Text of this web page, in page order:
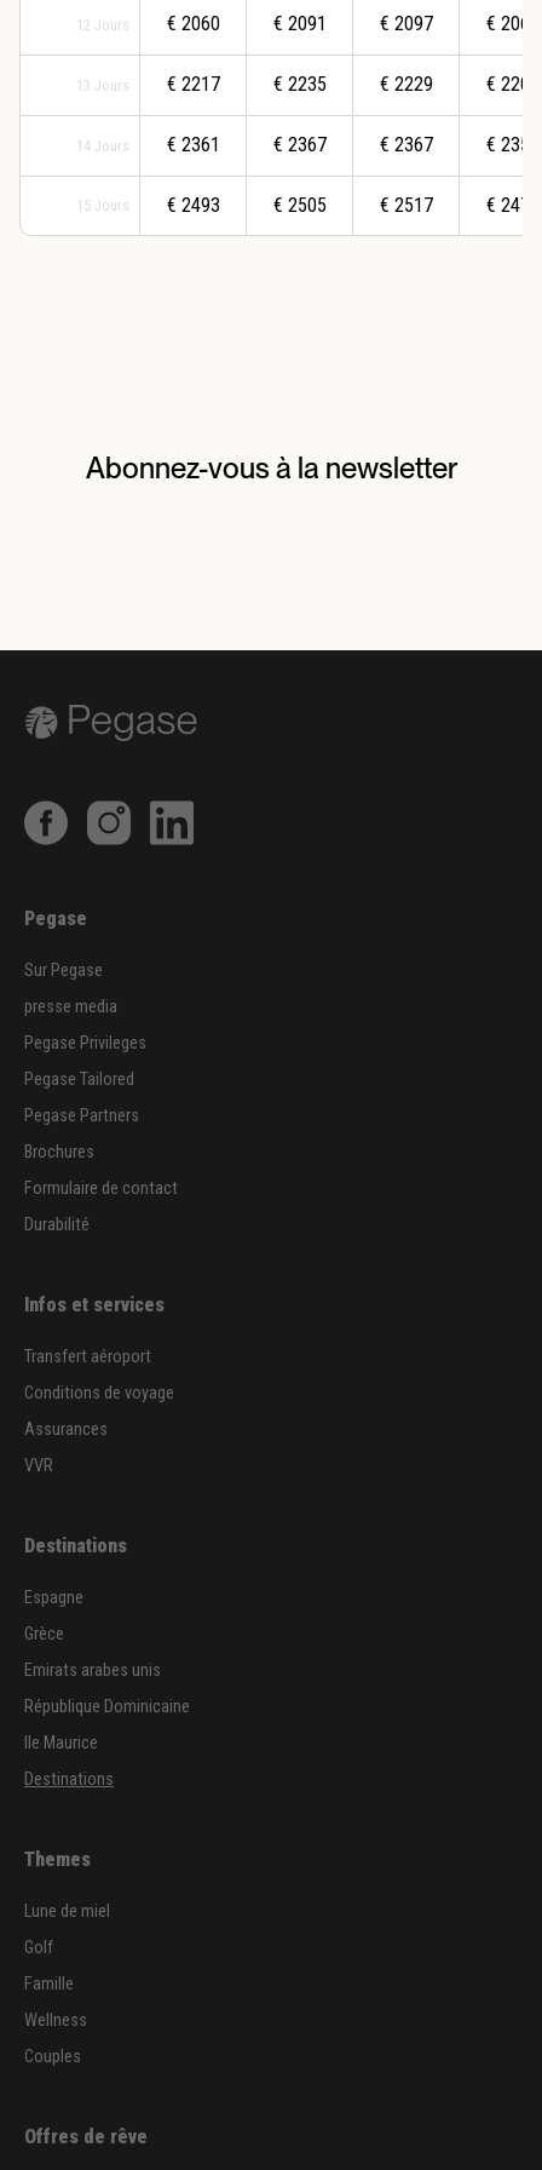
12 Jours
13 Jours
14 Jours
15 Jours
€ 2060
€ 2217
€ 2361
€ 2493
€ 2091
€ 2235
€ 2367
€ 2505
€ 2097
€ 2229
€ 2367
€ 2517
€ 2069
€ 2207
€ 2357
€ 2473
Abonnez-vous à la newsletter
Pegase
Sur Pegase
presse media
Pegase Privileges
Pegase Tailored
Pegase Partners
Brochures
Formulaire de contact
Durabilité
Infos et services
Transfert aéroport
Conditions de voyage
Assurances
VVR
Destinations
Espagne
Grèce
Emirats arabes unis
République Dominicaine
Ile Maurice
Destinations
Themes
Lune de miel
Golf
Famille
Wellness
Couples
Offres de rêve